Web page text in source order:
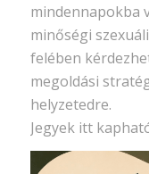
mindennapokba
minőségi
felében
megoldási
helyzetedre.
Jegyek itt